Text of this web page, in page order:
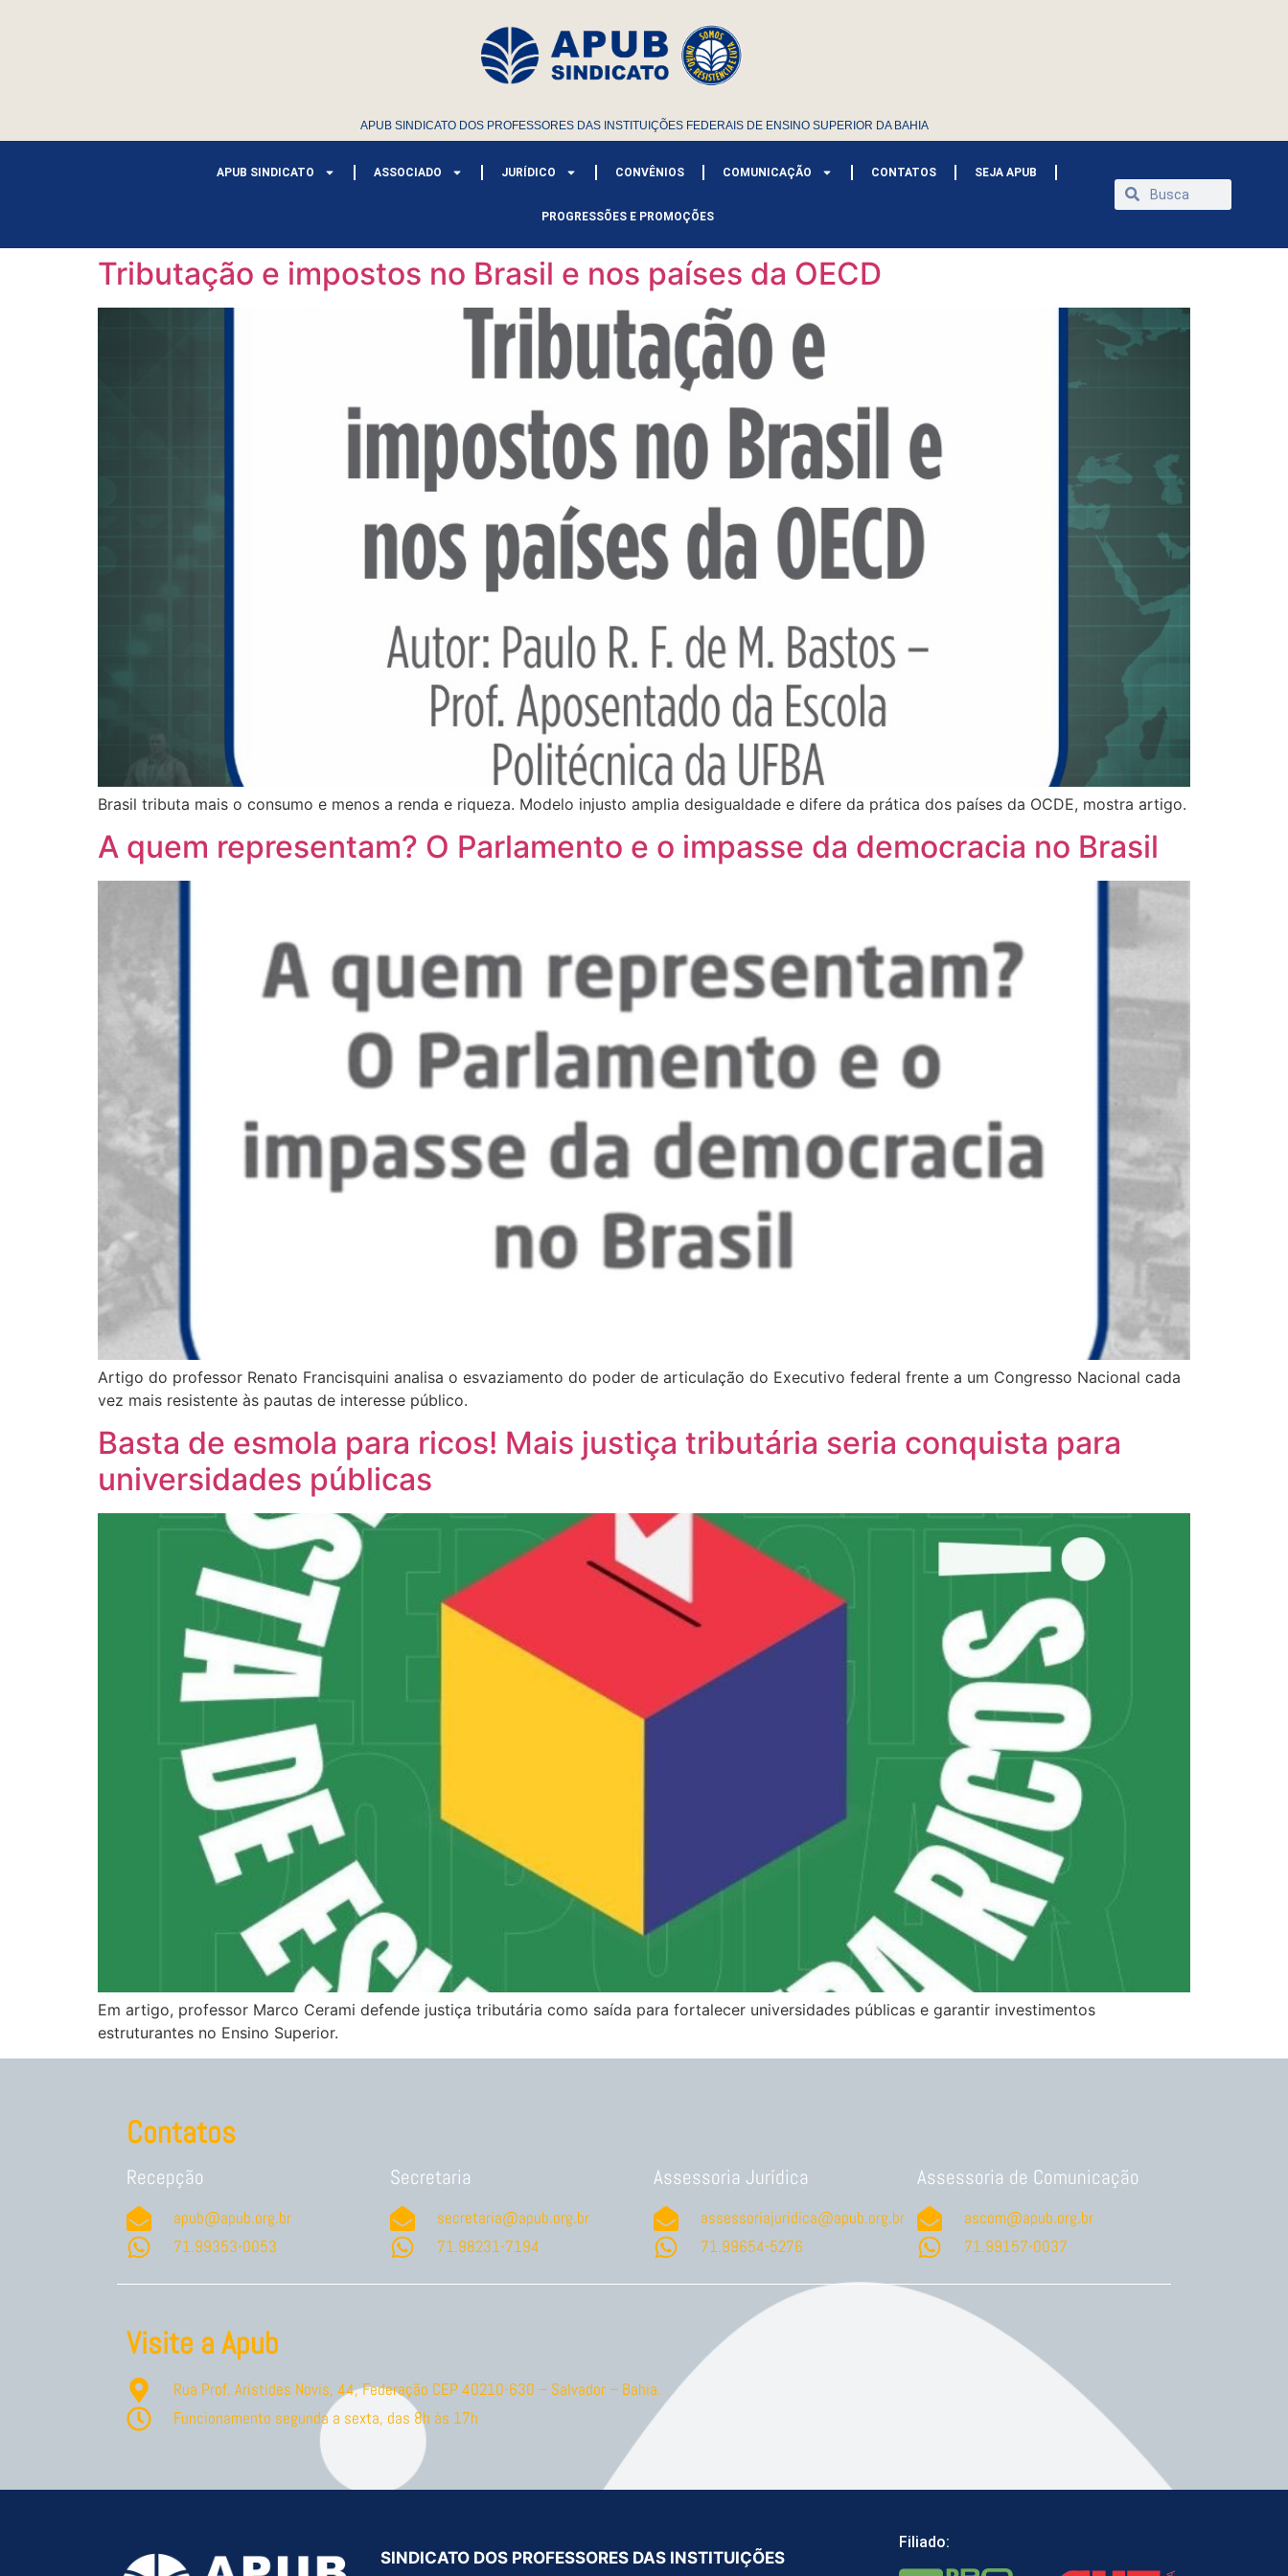
APUB SINDICATO DOS PROFESSORES DAS INSTITUIÇÕES FEDERAIS DE ENSINO SUPERIOR DA BAHIA
APUB SINDICATO ASSOCIADO JURÍDICO CONVÊNIOS COMUNICAÇÃO CONTATOS SEJA APUB
PROGRESSÕES E PROMOÇÕES
Tributação e impostos no Brasil e nos países da OECD
Brasil tributa mais o consumo e menos a renda e riqueza. Modelo injusto amplia desigualdade e difere da prática dos países da OCDE, mostra artigo.
A quem representam? O Parlamento e o impasse da democracia no Brasil
Artigo do professor Renato Francisquini analisa o esvaziamento do poder de articulação do Executivo federal frente a um Congresso Nacional cada
vez mais resistente às pautas de interesse público.
Basta de esmola para ricos! Mais justiça tributária seria conquista para
universidades públicas
Em artigo, professor Marco Cerami defende justiça tributária como saída para fortalecer universidades públicas e garantir investimentos
estruturantes no Ensino Superior.
Contatos
Recepção
apub@apub.org.br
71.99353-0053
Secretaria
secretaria@apub.org.br
71.98231-7194
Assessoria Jurídica
assessoriajuridica@apub.org.br
71.99654-5276
Assessoria de Comunicação
ascom@apub.org.br
71.99157-0037
Visite a Apub
Rua Prof. Aristides Novis, 44, Federação CEP 40210-630 – Salvador – Bahia.
Funcionamento segunda a sexta, das 8h às 17h
SINDICATO DOS PROFESSORES DAS INSTITUIÇÕES
Filiado: